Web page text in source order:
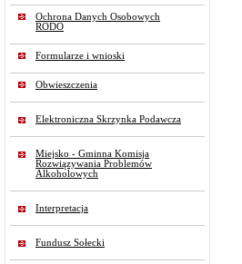
Ochrona Danych Osobowych
RODO
Formularze i wnioski
Obwieszczenia
Elektroniczna Skrzynka Podawcza
Miejsko - Gminna Komisja
Rozwiązywania Problemów
Alkoholowych
Interpretacja
Fundusz Sołecki